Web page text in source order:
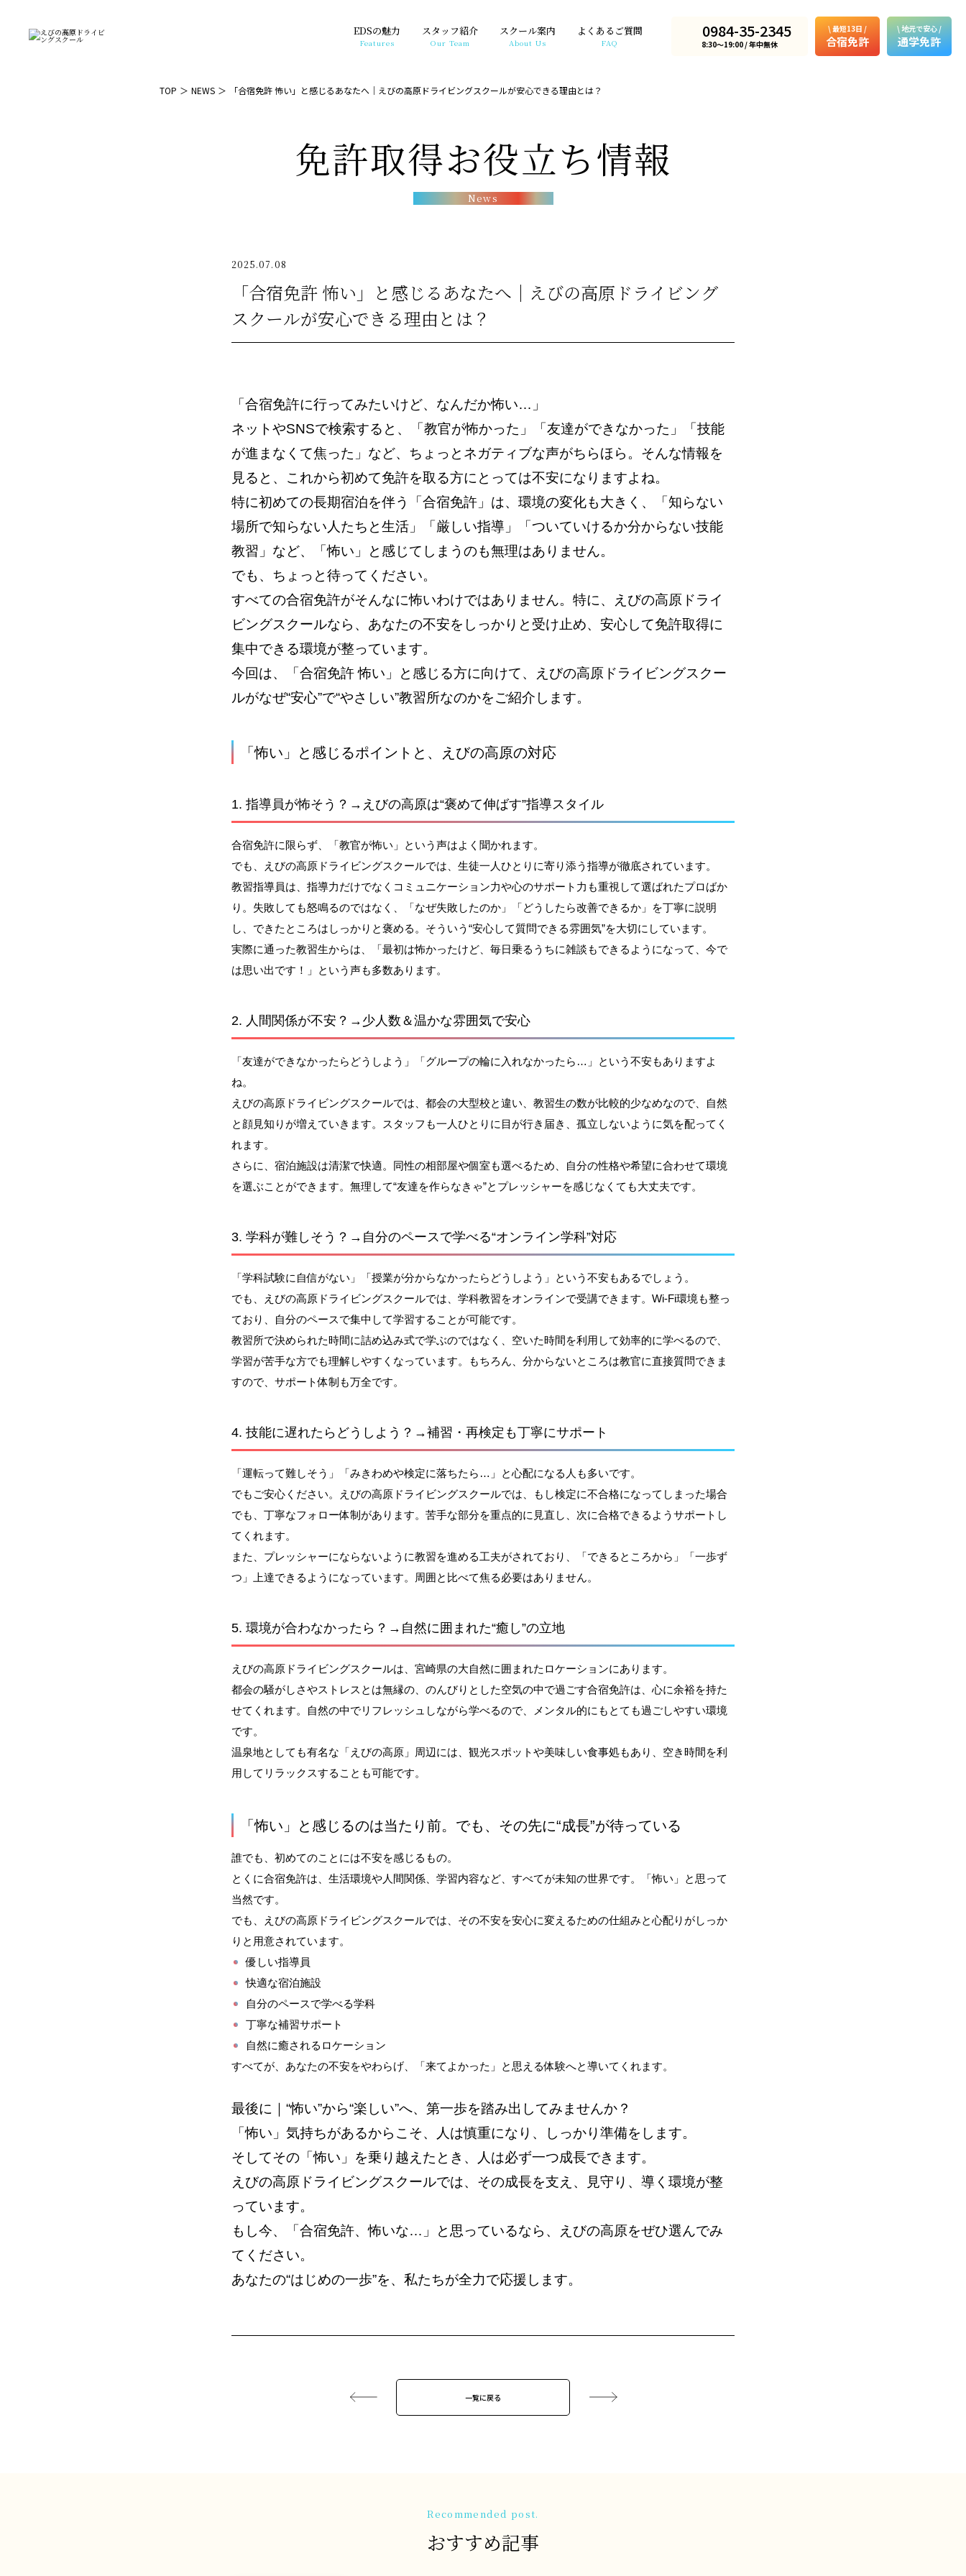
EDSの魅力
Features
スタッフ紹介
Our Team
スクール案内
About Us
よくあるご質問
FAQ
0984-35-2345
8:30〜19:00 / 年中無休
\ 最短13日 /
合宿免許
\ 地元で安心 /
通学免許
TOP NEWS 「合宿免許 怖い」と感じるあなたへ｜えびの高原ドライビングスクールが安心できる理由とは？
免許取得お役立ち情報
News
2025.07.08
「合宿免許 怖い」と感じるあなたへ｜えびの高原ドライビング
スクールが安心できる理由とは？
「合宿免許に行ってみたいけど、なんだか怖い…」
ネットやSNSで検索すると、「教官が怖かった」「友達ができなかった」「技能
が進まなくて焦った」など、ちょっとネガティブな声がちらほら。そんな情報を
見ると、これから初めて免許を取る方にとっては不安になりますよね。
特に初めての長期宿泊を伴う「合宿免許」は、環境の変化も大きく、「知らない
場所で知らない人たちと生活」「厳しい指導」「ついていけるか分からない技能
教習」など、「怖い」と感じてしまうのも無理はありません。
でも、ちょっと待ってください。
すべての合宿免許がそんなに怖いわけではありません。特に、えびの高原ドライ
ビングスクールなら、あなたの不安をしっかりと受け止め、安心して免許取得に
集中できる環境が整っています。
今回は、「合宿免許 怖い」と感じる方に向けて、えびの高原ドライビングスクー
ルがなぜ“安心”で“やさしい”教習所なのかをご紹介します。
「怖い」と感じるポイントと、えびの高原の対応
1. 指導員が怖そう？→えびの高原は“褒めて伸ばす”指導スタイル
合宿免許に限らず、「教官が怖い」という声はよく聞かれます。
でも、えびの高原ドライビングスクールでは、生徒一人ひとりに寄り添う指導が徹底されています。
教習指導員は、指導力だけでなくコミュニケーション力や心のサポート力も重視して選ばれたプロばか
り。失敗しても怒鳴るのではなく、「なぜ失敗したのか」「どうしたら改善できるか」を丁寧に説明
し、できたところはしっかりと褒める。そういう“安心して質問できる雰囲気”を大切にしています。
実際に通った教習生からは、「最初は怖かったけど、毎日乗るうちに雑談もできるようになって、今で
は思い出です！」という声も多数あります。
2. 人間関係が不安？→少人数＆温かな雰囲気で安心
「友達ができなかったらどうしよう」「グループの輪に入れなかったら…」という不安もありますよ
ね。
えびの高原ドライビングスクールでは、都会の大型校と違い、教習生の数が比較的少なめなので、自然
と顔見知りが増えていきます。スタッフも一人ひとりに目が行き届き、孤立しないように気を配ってく
れます。
さらに、宿泊施設は清潔で快適。同性の相部屋や個室も選べるため、自分の性格や希望に合わせて環境
を選ぶことができます。無理して“友達を作らなきゃ”とプレッシャーを感じなくても大丈夫です。
3. 学科が難しそう？→自分のペースで学べる“オンライン学科”対応
「学科試験に自信がない」「授業が分からなかったらどうしよう」という不安もあるでしょう。
でも、えびの高原ドライビングスクールでは、学科教習をオンラインで受講できます。Wi-Fi環境も整っ
ており、自分のペースで集中して学習することが可能です。
教習所で決められた時間に詰め込み式で学ぶのではなく、空いた時間を利用して効率的に学べるので、
学習が苦手な方でも理解しやすくなっています。もちろん、分からないところは教官に直接質問できま
すので、サポート体制も万全です。
4. 技能に遅れたらどうしよう？→補習・再検定も丁寧にサポート
「運転って難しそう」「みきわめや検定に落ちたら…」と心配になる人も多いです。
でもご安心ください。えびの高原ドライビングスクールでは、もし検定に不合格になってしまった場合
でも、丁寧なフォロー体制があります。苦手な部分を重点的に見直し、次に合格できるようサポートし
てくれます。
また、プレッシャーにならないように教習を進める工夫がされており、「できるところから」「一歩ず
つ」上達できるようになっています。周囲と比べて焦る必要はありません。
5. 環境が合わなかったら？→自然に囲まれた“癒し”の立地
えびの高原ドライビングスクールは、宮崎県の大自然に囲まれたロケーションにあります。
都会の騒がしさやストレスとは無縁の、のんびりとした空気の中で過ごす合宿免許は、心に余裕を持た
せてくれます。自然の中でリフレッシュしながら学べるので、メンタル的にもとても過ごしやすい環境
です。
温泉地としても有名な「えびの高原」周辺には、観光スポットや美味しい食事処もあり、空き時間を利
用してリラックスすることも可能です。
「怖い」と感じるのは当たり前。でも、その先に“成長”が待っている
誰でも、初めてのことには不安を感じるもの。
とくに合宿免許は、生活環境や人間関係、学習内容など、すべてが未知の世界です。「怖い」と思って
当然です。
でも、えびの高原ドライビングスクールでは、その不安を安心に変えるための仕組みと心配りがしっか
りと用意されています。
優しい指導員
快適な宿泊施設
自分のペースで学べる学科
丁寧な補習サポート
自然に癒されるロケーション
すべてが、あなたの不安をやわらげ、「来てよかった」と思える体験へと導いてくれます。
最後に｜“怖い”から“楽しい”へ、第一歩を踏み出してみませんか？
「怖い」気持ちがあるからこそ、人は慎重になり、しっかり準備をします。
そしてその「怖い」を乗り越えたとき、人は必ず一つ成長できます。
えびの高原ドライビングスクールでは、その成長を支え、見守り、導く環境が整
っています。
もし今、「合宿免許、怖いな…」と思っているなら、えびの高原をぜひ選んでみ
てください。
あなたの“はじめの一歩”を、私たちが全力で応援します。
一覧に戻る
Recommended post.
おすすめ記事